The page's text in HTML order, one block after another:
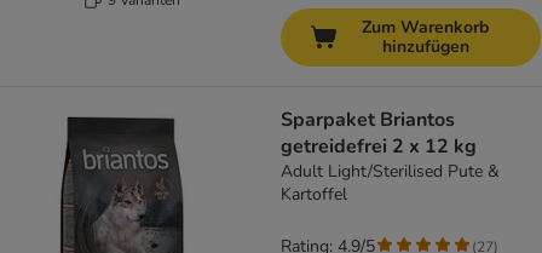
Zum Warenkorb
hinzufügen
Sparpaket Briantos
getreidefrei 2 x 12 kg
Adult Light/Sterilised Pute &
Kartoffel
Rating: 4.9/5 (27)